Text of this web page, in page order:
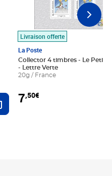
Ajouter au panier
Livraison offerte
La Poste
Collector 4 timbres - Le Petit
- Lettre Verte
20g / France
7,50€